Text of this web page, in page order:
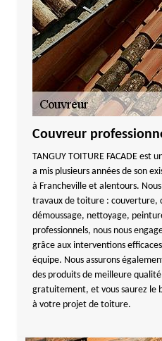
Couvreur
TANGUY TOITURE FACADE
a mis plusieurs années de son
à Francheville et alentours.
travaux de toiture : couverture,
démoussage, nettoyage,
professionnels, nous nous
grâce aux interventions
équipe. Nous assurons
des produits de meilleure
gratuitement, et vous saurez le
à votre projet de toiture.